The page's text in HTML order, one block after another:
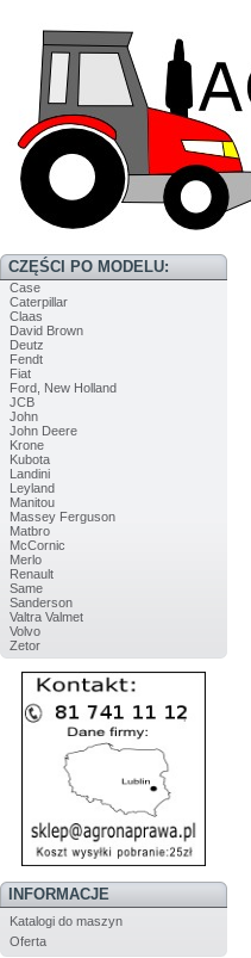
CZĘŚCI PO MODELU:
Case
Caterpillar
Claas
David Brown
Deutz
Fendt
Fiat
Ford, New Holland
JCB
John
John Deere
Krone
Kubota
Landini
Leyland
Manitou
Massey Ferguson
Matbro
McCornic
Merlo
Renault
Same
Sanderson
Valtra Valmet
Volvo
Zetor
INFORMACJE
Katalogi do maszyn
Oferta
Akumulator...